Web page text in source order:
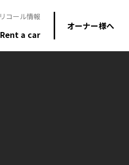
Rent a car
オーナー様へ
リコール情報